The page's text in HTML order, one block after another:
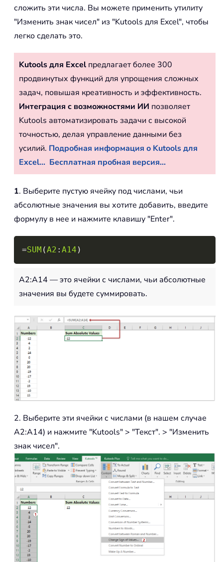
сложить эти числа. Вы можете применить утилиту
"Изменить знак чисел" из "Kutools для Excel", чтобы
легко сделать это.
Kutools для Excel предлагает более 300
продвинутых функций для упрощения сложных
задач, повышая креативность и эффективность.
Интеграция с возможностями ИИ позволяет
Kutools автоматизировать задачи с высокой
точностью, делая управление данными без
усилий. Подробная информация о Kutools для
Excel... Бесплатная пробная версия...
1. Выберите пустую ячейку под числами, чьи
абсолютные значения вы хотите добавить, введите
формулу в нее и нажмите клавишу "Enter".
=SUM (A2 : A14 )
A2:A14 — это ячейки с числами, чьи абсолютные
значения вы будете суммировать.
2. Выберите эти ячейки с числами (в нашем случае
A2:A14) и нажмите "Kutools" > "Текст". > "Изменить
знак чисел".